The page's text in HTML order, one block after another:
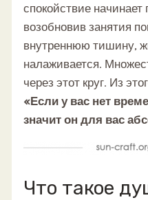
спокойствие начинает
возобновив занятия
внутреннюю тишину,
налаживается.
через этот круг. Из
«Если у вас нет
значит он для вас
Что такое